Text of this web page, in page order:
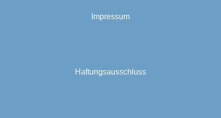
Impressum
Haftungsausschluss